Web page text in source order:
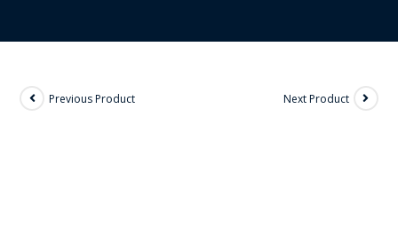
Previous Product Next Product